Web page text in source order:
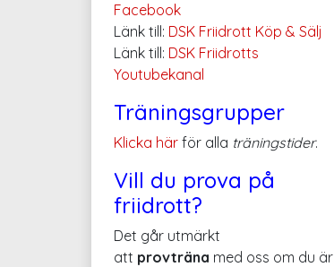
Facebook
Länk till: DSK Friidrott Köp & Sälj
Länk till: DSK Friidrotts
Youtubekanal
Träningsgrupper
Klicka här för alla träningstider.
Vill du prova på
friidrott?
Det går utmärkt
att provträna med oss om du är